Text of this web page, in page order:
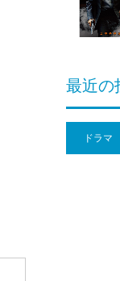
最近の
ドラマ